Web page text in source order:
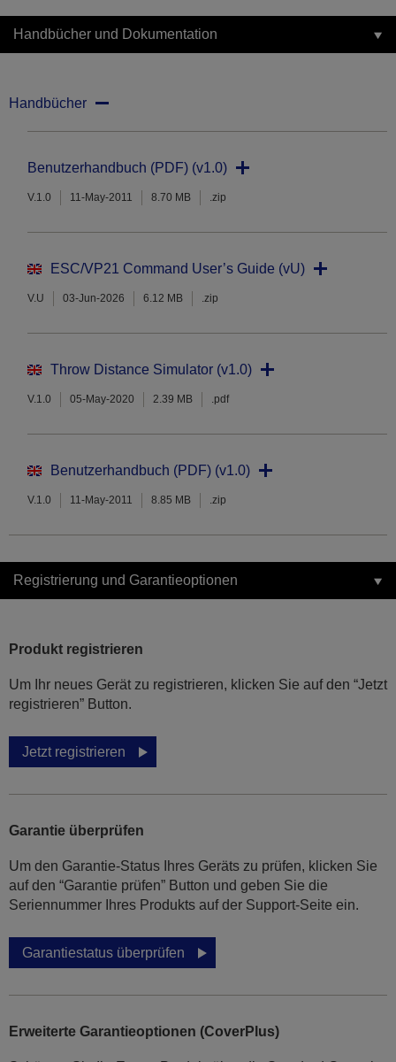
Handbücher und Dokumentation
Handbücher
Benutzerhandbuch (PDF) (v1.0)
V.1.0 11-May-2011 8.70 MB .zip
ESC/VP21 Command User’s Guide (vU)
V.U 03-Jun-2026 6.12 MB .zip
Throw Distance Simulator (v1.0)
V.1.0 05-May-2020 2.39 MB .pdf
Benutzerhandbuch (PDF) (v1.0)
V.1.0 11-May-2011 8.85 MB .zip
Registrierung und Garantieoptionen
Produkt registrieren
Um Ihr neues Gerät zu registrieren, klicken Sie auf den “Jetzt
registrieren” Button.
Jetzt registrieren
Garantie überprüfen
Um den Garantie-Status Ihres Geräts zu prüfen, klicken Sie
auf den “Garantie prüfen” Button und geben Sie die
Seriennummer Ihres Produkts auf der Support-Seite ein.
Garantiestatus überprüfen
Erweiterte Garantieoptionen (CoverPlus)